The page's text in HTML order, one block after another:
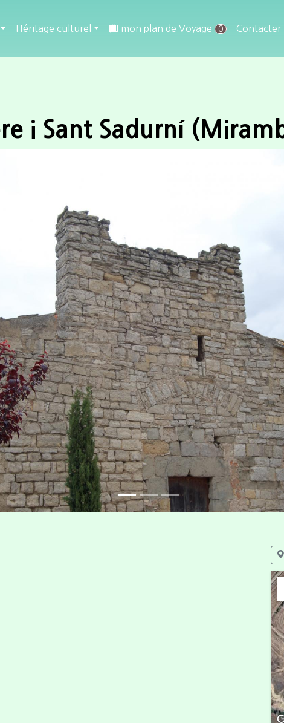
Héritage culturel mon plan de Voyage 0 Contacter
i Sant Sadurní